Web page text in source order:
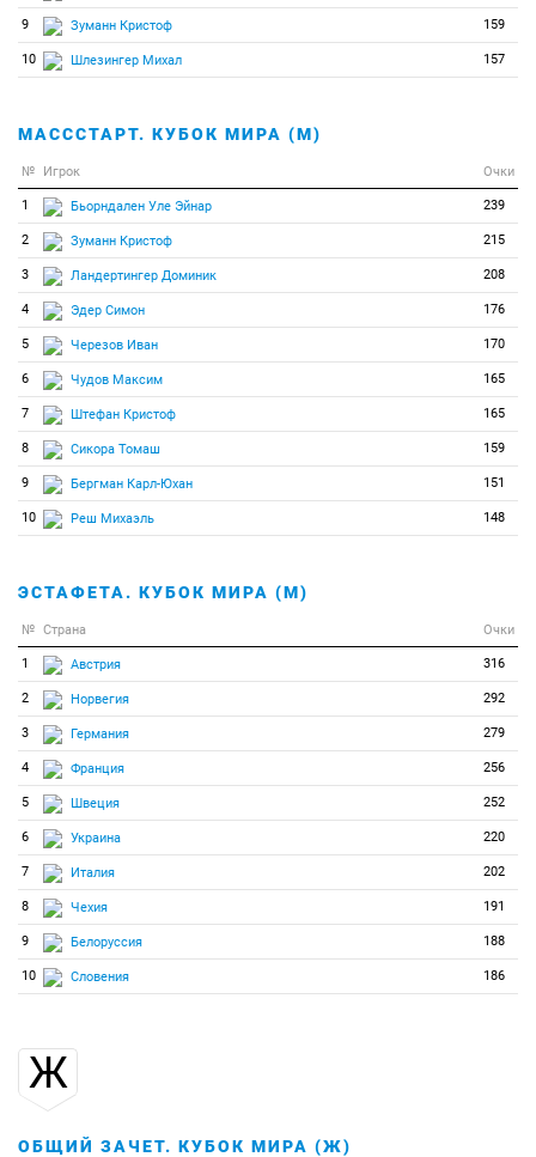
9 Зуманн Кристоф 159
10 Шлезингер Михал 157
МАСССТАРТ. КУБОК МИРА (М)
№ Игрок Очки
1 Бьорндален Уле Эйнар 239
2 Зуманн Кристоф 215
3 Ландертингер Доминик 208
4 Эдер Симон 176
5 Черезов Иван 170
6 Чудов Максим 165
7 Штефан Кристоф 165
8 Сикора Томаш 159
9 Бергман Карл-Юхан 151
10 Реш Михаэль 148
ЭСТАФЕТА. КУБОК МИРА (М)
№ Страна Очки
1 Австрия 316
2 Норвегия 292
3 Германия 279
4 Франция 256
5 Швеция 252
6 Украина 220
7 Италия 202
8 Чехия 191
9 Белоруссия 188
10 Словения 186
Ж
ОБЩИЙ ЗАЧЕТ. КУБОК МИРА (Ж)